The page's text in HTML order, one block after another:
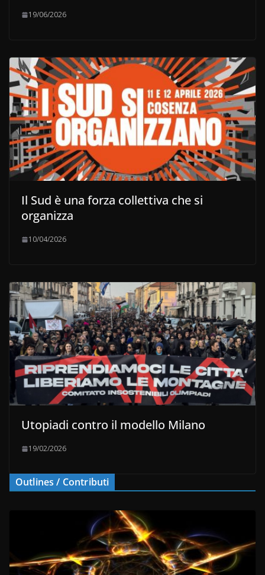
19/06/2026
Il Sud è una forza collettiva che si
organizza
10/04/2026
Utopiadi contro il modello Milano
19/02/2026
Outlines / Contributi